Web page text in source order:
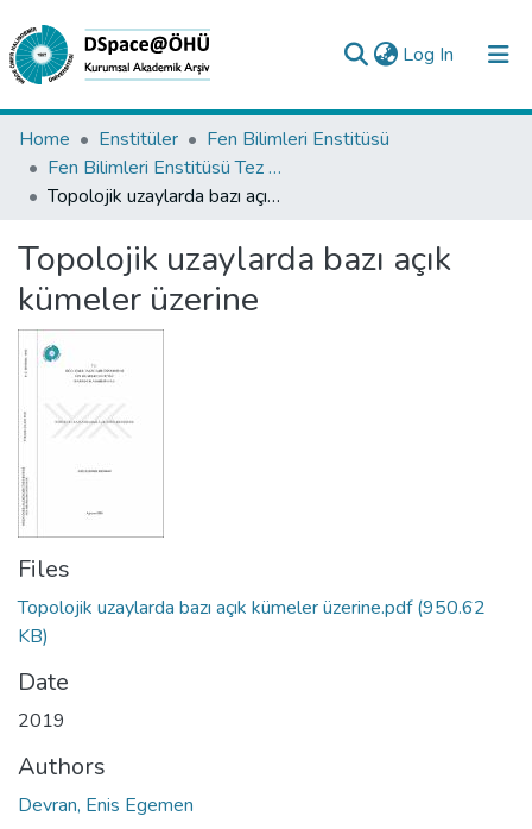
Log In (current)
Collections
All of DSpace
Analyze
Request/Question
Home Enstitüler
Fen Bilimleri Enstitüsü
Fen Bilimleri Enstitüsü Tez Koleksiyonu
Topolojik uzaylarda bazı açık kümeler üzerine
Topolojik uzaylarda bazı açık
kümeler üzerine
Files
Topolojik uzaylarda bazı açık kümeler üzerine.pdf(950.62
KB)
Date
2019
Authors
Devran, Enis Egemen